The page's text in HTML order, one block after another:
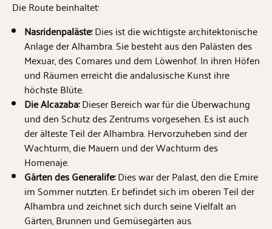
Die Route beinhaltet:
Nasridenpaläste:Dies ist die wichtigste architektonische
Anlage der Alhambra. Sie besteht aus den Palästen des
Mexuar, des Comares und dem Löwenhof. In ihren Höfen
und Räumen erreicht die andalusische Kunst ihre
höchste Blüte.
Die Alcazaba:Dieser Bereich war für die Überwachung
und den Schutz des Zentrums vorgesehen. Es ist auch
der älteste Teil der Alhambra. Hervorzuheben sind der
Wachturm, die Mauern und der Wachturm des
Homenaje.
Gärten des Generalife:Dies war der Palast, den die Emire
im Sommer nutzten. Er befindet sich im oberen Teil der
Alhambra und zeichnet sich durch seine Vielfalt an
Gärten, Brunnen und Gemüsegärten aus.